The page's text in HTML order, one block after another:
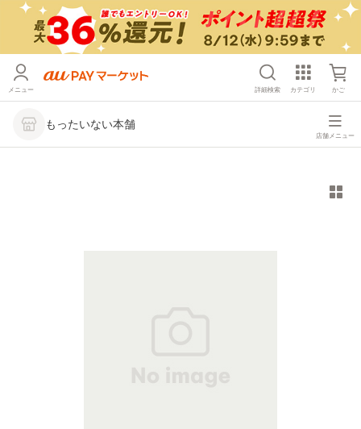
メニュー 詳細検索 カテゴリ かご
もったいない本舗
店舗メニュー